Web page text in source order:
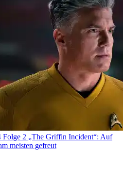
Folge 2 „The Griffin Incident“: Auf
meisten gefreut